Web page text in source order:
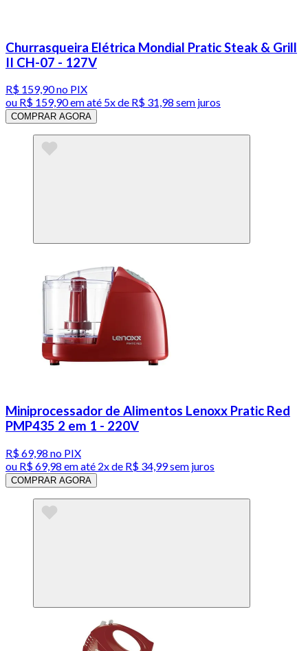
Churrasqueira Elétrica Mondial Pratic Steak & Grill
II CH-07 - 127V
R$ 159,90no PIX
ou R$ 159,90em até 5x de R$ 31,98 sem juros
COMPRAR AGORA
Miniprocessador de Alimentos Lenoxx Pratic Red
PMP435 2 em 1 - 220V
R$ 69,98 no PIX
ou R$ 69,98 em até 2x de R$ 34,99 sem juros
COMPRAR AGORA